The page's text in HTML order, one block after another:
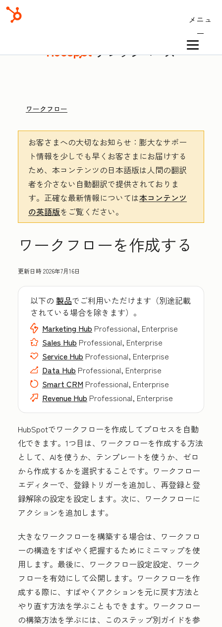
メニュ
ー
ナレッジベース
ワークフロー
お客さまへの大切なお知らせ ：膨大なサポー
ト情報を少しでも早くお客さまにお届けする
ため、本コンテンツの日本語版は人間の翻訳
者を介さない自動翻訳で提供されておりま
す。 正確な最新情報については本コンテンツ
の英語版をご覧ください。
ワークフローを作成する
更新日時2026年7月16日
以下の 製品でご利用いただけます（別途記載
されている場合を除きます）。
Marketing Hub Professional, Enterprise
Sales Hub Professional, Enterprise
Service Hub Professional, Enterprise
Data Hub Professional, Enterprise
Smart CRM Professional, Enterprise
Revenue Hub Professional, Enterprise
HubSpotでワークフローを作成してプロセスを自動
化できます。1つ目は、ワークフローを作成する方法
として、AIを使うか、テンプレートを使うか、ゼロ
から作成するかを選択することです。ワークフロー
エディターで、登録トリガーを追加し、再登録と登
録解除の設定を設定します。次に、ワークフローに
アクションを追加します。
大きなワークフローを構築する場合は、ワークフロ
ーの構造をすばやく把握するためにミニマップを使
用します。最後に、ワークフロー設定設定、ワーク
フローを有効にして公開します。ワークフローを作
成する際に、すばやくアクションを元に戻す方法と
やり直す方法を学ぶこともできます。ワークフロー
の構築方法を学ぶには、このステップ別ガイドを参